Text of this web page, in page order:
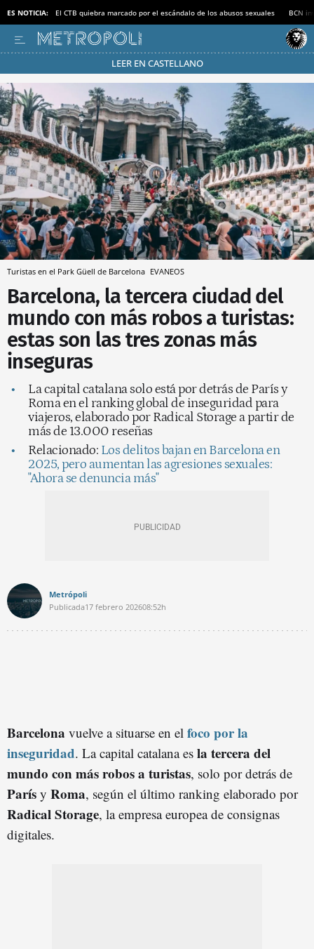
ES NOTICIA: El CTB quiebra marcado por el escándalo de los abusos sexuales BCN
LEER EN CASTELLANO
Pásate al MODO AHORRO
Turistas en el Park Güell de Barcelona EVANEOS
Barcelona, la tercera ciudad del
mundo con más robos a turistas:
estas son las tres zonas más
inseguras
La capital catalana solo está por detrás de París y
Roma en el ranking global de inseguridad para
viajeros, elaborado por Radical Storage a partir de
más de 13.000 reseñas
Relacionado: Los delitos bajan en Barcelona en
2025, pero aumentan las agresiones sexuales:
"Ahora se denuncia más"
Metrópoli
Publicada17 febrero 202608:52h
Barcelona vuelve a situarse en el foco por la
inseguridad. La capital catalana es la tercera del
mundo con más robos a turistas, solo por detrás de
París y Roma, según el último ranking elaborado por
Radical Storage, la empresa europea de consignas
digitales.